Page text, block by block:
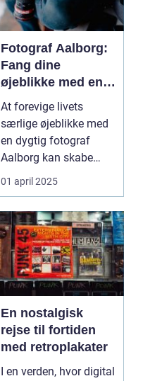
Fotograf Aalborg:
Fang dine
øjeblikke med en
professionel
fotograf
At forevige livets
særlige øjeblikke med
en dygtig fotograf
Aalborg kan skabe
minder, d...
01 april 2025
En nostalgisk
rejse til fortiden
med retroplakater
I en verden, hvor digital